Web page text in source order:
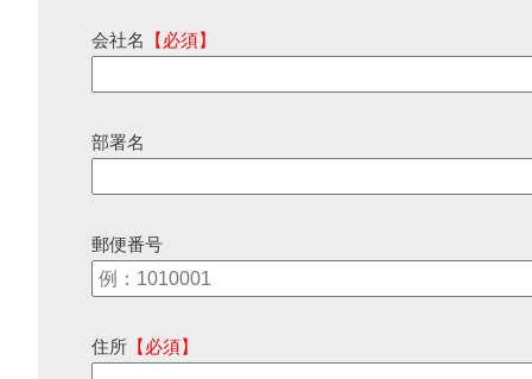
会社名 【必須】
部署名
郵便番号
住所 【必須】